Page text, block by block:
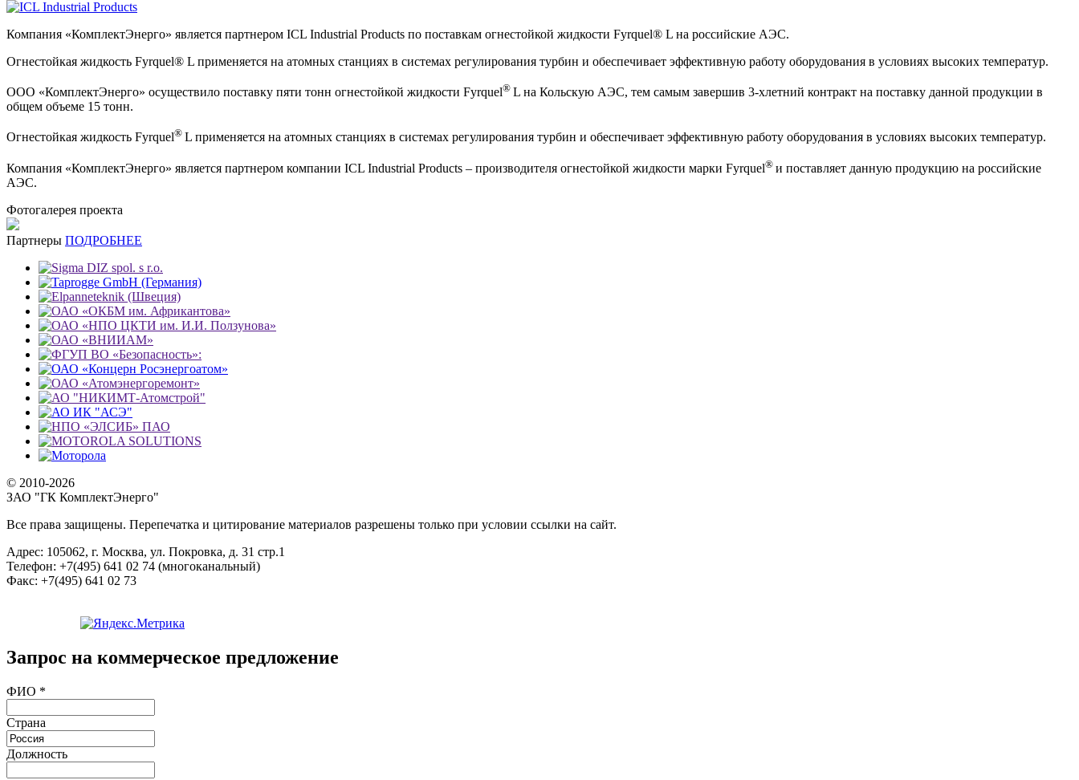
Компания «КомплектЭнерго» является партнером ICL Industrial Products по поставкам огнестойкой жидкости Fyrquel® L на российские АЭС.
Огнестойкая жидкость Fyrquel® L применяется на атомных станциях в системах регулирования турбин и обеспечивает эффективную работу оборудования в условиях высоких температур.
ООО «КомплектЭнерго» осуществило поставку пяти тонн огнестойкой жидкости Fyrquel® L на Кольскую АЭС, тем самым завершив 3-хлетний контракт на поставку данной продукции в
общем объеме 15 тонн.
Огнестойкая жидкость Fyrquel® L применяется на атомных станциях в системах регулирования турбин и обеспечивает эффективную работу оборудования в условиях высоких температур.
Компания «КомплектЭнерго» является партнером компании ICL Industrial Products – производителя огнестойкой жидкости марки Fyrquel® и поставляет данную продукцию на российские
АЭС.
Фотогалерея проекта
Партнеры ПОДРОБНЕЕ
© 2010-2026
ЗАО "ГК КомплектЭнерго"
Все права защищены. Перепечатка и цитирование материалов разрешены только при условии ссылки на сайт.
Адрес: 105062, г. Москва, ул. Покровка, д. 31 стр.1
Телефон: +7(495) 641 02 74 (многоканальный)
Факс: +7(495) 641 02 73
Запрос на коммерческое предложение
ФИО *
Страна
Должность